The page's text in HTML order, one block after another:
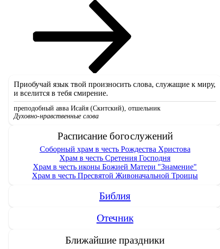
Приобучай язык твой произносить слова, служащие к миру,
и вселится в тебя смирение.
преподобный авва Исайя (Скитский), отшельник
Духовно-нравственные слова
Расписание богослужений
Соборный храм в честь Рождества Христова
Храм в честь Сретения Господня
Храм в честь иконы Божией Матери "Знамение"
Храм в честь Пресвятой Живоначальной Троицы
Библия
Отечник
Ближайшие праздники